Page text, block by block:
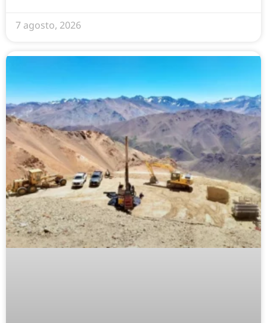
7 agosto, 2026